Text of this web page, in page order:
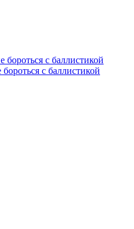
с баллистикой